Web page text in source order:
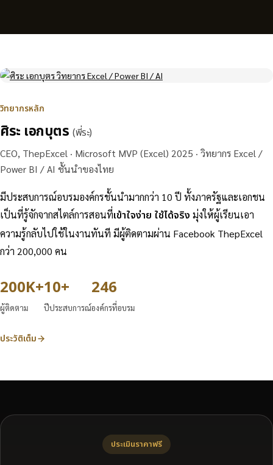
วิทยากรหลัก
ศิระ เอกบุตร(พี่ระ)
CEO, ThepExcel · Microsoft MVP (Excel) 2025 · วิทยากร Excel /
Power BI / AI ชั้นนำของไทย
มีประสบการณ์อบรมองค์กรชั้นนำมากกว่า 10 ปี ทั้งภาครัฐและเอกชน
เป็นที่รู้จักจากสไตล์การสอนที่เข้าใจง่าย ใช้ได้จริง มุ่งให้ผู้เรียนเอา
ความรู้กลับไปใช้ในงานทันที มีผู้ติดตามผ่าน Facebook ThepExcel
กว่า 200,000 คน
200K+
ผู้ติดตาม
10+
ปีประสบการณ์
246
องค์กรที่อบรม
ประวัติเต็ม
ประเมินราคาฟรี